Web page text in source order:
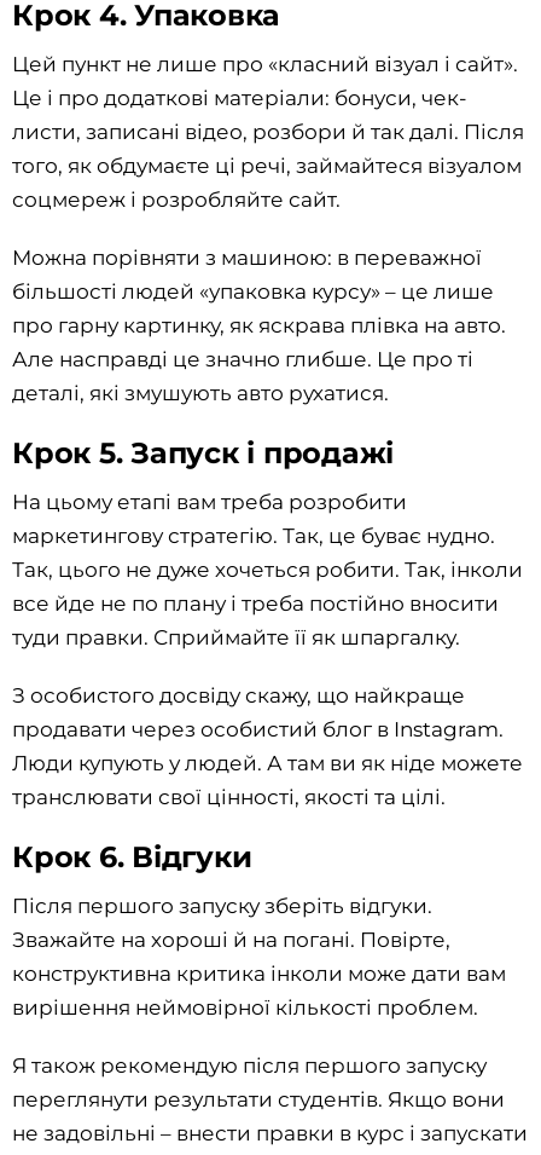
Крок 4. Упаковка
Цей пункт не лише про «класний візуал і сайт».
Це і про додаткові матеріали: бонуси, чек-
листи, записані відео, розбори й так далі. Після
того, як обдумаєте ці речі, займайтеся візуалом
соцмереж і розробляйте сайт.
Можна порівняти з машиною: в переважної
більшості людей «упаковка курсу» – це лише
про гарну картинку, як яскрава плівка на авто.
Але насправді це значно глибше. Це про ті
деталі, які змушують авто рухатися.
Крок 5. Запуск і продажі
На цьому етапі вам треба розробити
маркетингову стратегію. Так, це буває нудно.
Так, цього не дуже хочеться робити. Так, інколи
все йде не по плану і треба постійно вносити
туди правки. Сприймайте її як шпаргалку.
З особистого досвіду скажу, що найкраще
продавати через особистий блог в Instagram.
Люди купують у людей. А там ви як ніде можете
транслювати свої цінності, якості та цілі.
Крок 6. Відгуки
Після першого запуску зберіть відгуки.
Зважайте на хороші й на погані. Повірте,
конструктивна критика інколи може дати вам
вирішення неймовірної кількості проблем.
Я також рекомендую після першого запуску
переглянути результати студентів. Якщо вони
не задовільні – внести правки в курс і запускати